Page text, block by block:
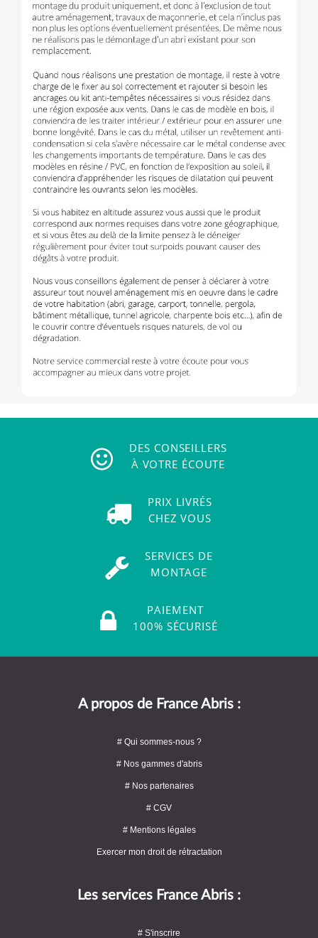
DES CONSEILLERS
À VOTRE ÉCOUTE
PRIX LIVRÉS
CHEZ VOUS
SERVICES DE
MONTAGE
PAIEMENT
100% SÉCURISÉ
A propos de France Abris :
# Qui sommes-nous ?
# Nos gammes d'abris
# Nos partenaires
# CGV
# Mentions légales
Exercer mon droit de rétractation
Les services France Abris :
# S'inscrire